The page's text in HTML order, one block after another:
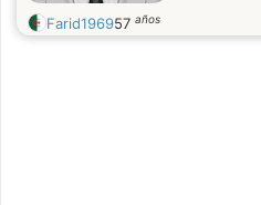
Farid196957 años